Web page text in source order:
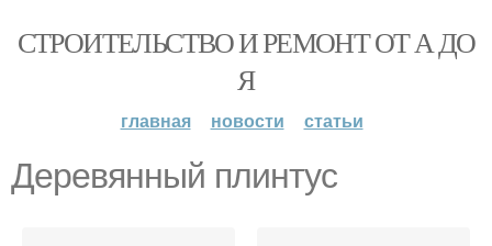
СТРОИТЕЛЬСТВО И РЕМОНТ ОТ А ДО
Я
главная новости статьи
Деревянный плинтус